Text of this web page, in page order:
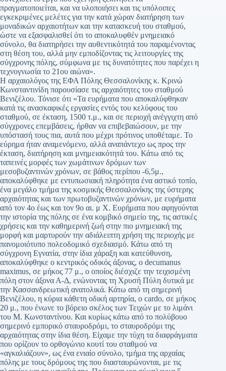
πραγματοποιείται, και να υλοποιήσει και τις υπόλοιπες
εγκεκριμένες μελέτες για την κατά χώραν διατήρηση των
μοναδικών αρχαιοτήτων και την κατασκευή του σταθμού,
ώστε να εξασφαλισθεί ότι το αποκαλυφθέν μνημειακό
σύνολο, θα διατηρήσει την αυθεντικότητά του παραμένοντας
στη θέση του, αλλά μην εμποδίζοντας τις λειτουργίες της
σύγχρονης πόλης, σύμφωνα με τις δυνατότητες που παρέχει η
τεχνογνωσία το 21ου αιώνα».
Η αρχαιολόγος της ΕΦΑ Πόλης Θεσσαλονίκης κ. Κρινώ
Κωνσταντινίδη παρουσίασε τις αρχαιότητες του σταθμού
Βενιζέλου. Τόνισε ότι «Τα ευρήματα που αποκαλύφθηκαν
κατά τις ανασκαφικές εργασίες εντός του κελύφους του
σταθμού, σε έκταση, 1500 τ.μ., και σε περιοχή ανέγγιχτη από
σύγχρονες επεμβάσεις, ήρθαν να επιβεβαιώσουν, με την
υπόστασή τους πια, αυτά που μέχρι πρότινος υποθέταμε. Το
εύρημα ήταν αναμενόμενο, αλλά αναπάντεχο ως προς την
έκταση, διατήρηση και μνημειακότητά του. Κάτω από τις
ταπεινές μορφές των χωμάτινων δρόμων των
μεσοβυζαντινών χρόνων, σε βάθος περίπου -6,5μ.,
αποκαλύφθηκε με εντυπωσιακή πληρότητα ένα αστικό τοπίο,
ένα μεγάλο τμήμα της κοσμικής Θεσσαλονίκης της ύστερης
αρχαιότητας και των πρωτοβυζαντινών χρόνων, με ευρήματα
από τον 4ο έως και τον 9ο αι. μ Χ. Ευρήματα που αφηγούνται
την ιστορία της πόλης σε ένα κομβικό σημείο της, τις αστικές
χρήσεις και την καθημερινή ζωή στην πιο μνημειακή της
μορφή και μαρτυρούν την αδιάλειπτη χρήση της περιοχής με
πανομοιότυπο πολεοδομικό σχεδιασμό. Κάτω από τη
σύγχρονη Εγνατία, στην ίδια χάραξη και κατεύθυνση,
αποκαλύφθηκε ο κεντρικός οδικός άξονας, ο decumanus
maximus, σε μήκος 77 μ., ο οποίος διέσχιζε την τειχισμένη
πόλη στον άξονα Α-Δ, ενώνοντας τη Χρυσή Πύλη δυτικά με
την Κασσανδρεωτική ανατολικά. Κάτω από τη σημερινή
Βενιζέλου, η κύρια κάθετη οδική αρτηρία, ο cardo, σε μήκος
20 μ., που ένωνε το βόρειο σκέλος των Τειχών με το λιμάνι
του Μ. Κωνσταντίνου. Και κυρίως κάτω από το πολύβουο
σημερινό εμπορικό σταυροδρόμι, το σταυροδρόμι της
αρχαιότητας στην ίδια θέση. Είχαμε την τύχη τα διαφράγματα
που ορίζουν το ορθογώνιο κουτί του σταθμού να
«αγκαλιάζουν», ως ένα ενιαίο σύνολο, τμήμα της αρχαίας
πόλης με τους δρόμους της που διασταυρώνονται, με τις